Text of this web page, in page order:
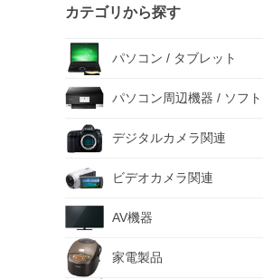
カテゴリから探す
パソコン / タブレット
パソコン周辺機器 / ソフト
デジタルカメラ関連
ビデオカメラ関連
AV機器
家電製品